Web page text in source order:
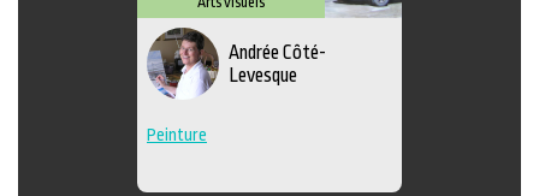
Andrée Côté-
Levesque
Peinture